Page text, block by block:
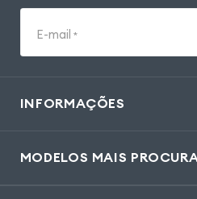
E-mail *
INFORMAÇÕES
MODELOS MAIS